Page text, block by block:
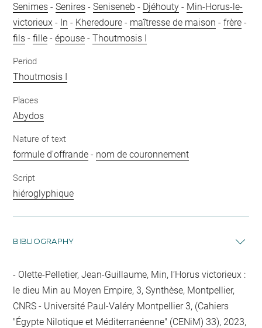
Senimes -Senires -Seniseneb - Djéhouty - Min-Horus-le-
victorieux - In - Kheredoure - maîtresse de maison -frère -
fils -fille -épouse -Thoutmosis I
Period
Thoutmosis I
Places
Abydos
Nature of text
formule d'offrande - nom de couronnement
Script
hiéroglyphique
BIBLIOGRAPHY
Olette-Pelletier, Jean-Guillaume, Min, l’Horus victorieux :
le dieu Min au Moyen Empire, 3, Synthèse, Montpellier,
CNRS - Université Paul-Valéry Montpellier 3, (Cahiers
"Égypte Nilotique et Méditerranéenne" (CENiM) 33), 2023,